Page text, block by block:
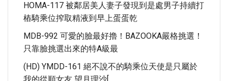
HOMA-117 被鄰居美人妻子發現到是處男子持續打
樁騎乘位搾取精液到早上蛋蛋乾
MDB-992 可愛的臉最好擼！BAZOOKA嚴格挑選！
只靠臉挑選出來的特A級最
(HD) YMDD-161 絕不說不的騎乘位天使是只屬於